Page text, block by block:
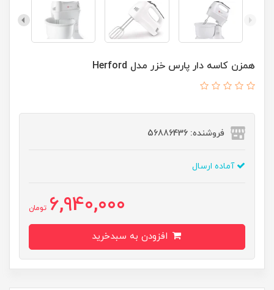
همزن کاسه دار پارس خزر مدل Herford
فروشنده: 56886436
آماده ارسال
6,940,000 تومان